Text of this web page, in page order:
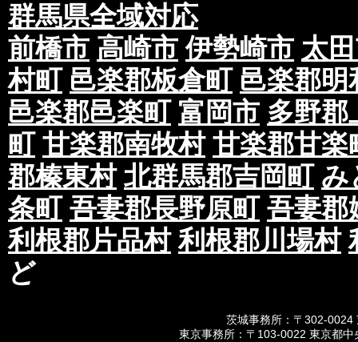
群馬県全域対応
前橋市 高崎市 伊勢崎市 太
村町 邑楽郡板倉町 邑楽郡明
邑楽郡邑楽町 富岡市 多野郡
町 甘楽郡南牧村 甘楽郡甘楽
郡榛東村 北群馬郡吉岡町 み
条町 吾妻郡長野原町 吾妻郡
利根郡片品村 利根郡川場村
ど
茨城事務所：〒302-0024
東京事務所：〒103-0022 東京都